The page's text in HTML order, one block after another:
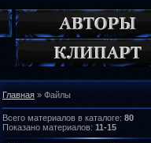
Главная » Файлы
Всего материалов в каталоге: 80
Показано материалов: 11-15